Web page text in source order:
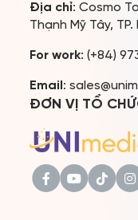
Địa chỉ: Cosmo
Thạnh Mỹ Tây, TP.
For work: (+84)
Email :
ĐƠN VỊ TỔ